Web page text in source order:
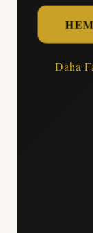
Daha